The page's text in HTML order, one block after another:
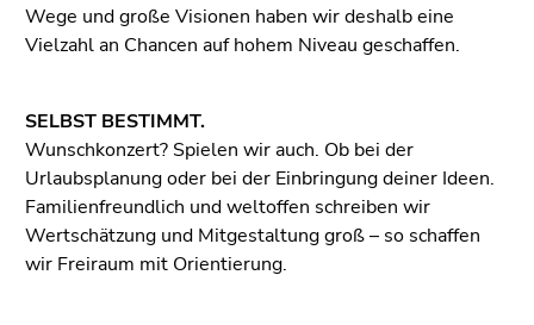
Wege und große Visionen haben wir deshalb eine
Vielzahl an Chancen auf hohem Niveau geschaffen.
SELBST BESTIMMT.
Wunschkonzert? Spielen wir auch. Ob bei der
Urlaubsplanung oder bei der Einbringung deiner Ideen.
Familienfreundlich und weltoffen schreiben wir
Wertschätzung und Mitgestaltung groß – so schaffen
wir Freiraum mit Orientierung.